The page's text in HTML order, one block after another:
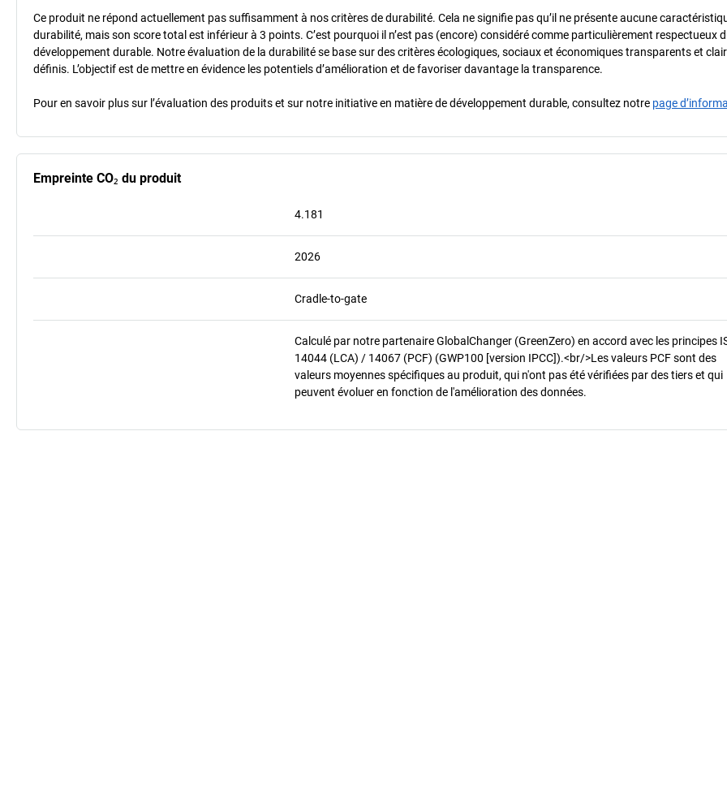
Ce produit ne répond actuellement pas suffisamment à nos critères de durabilité. Cela ne signifie pas qu’il ne présente aucune
durabilité, mais son score total est inférieur à 3 points. C’est pourquoi il n’est pas (encore) considéré comme particulièrement respectueux
développement durable. Notre évaluation de la durabilité se base sur des critères écologiques, sociaux et économiques transparents et
définis. L’objectif est de mettre en évidence les potentiels d’amélioration et de favoriser davantage la transparence.
Pour en savoir plus sur l’évaluation des produits et sur notre initiative en matière de développement durable, consultez notre page
Empreinte CO₂ du produit
4.181
2026
Cradle-to-gate
Calculé par notre partenaire GlobalChanger (GreenZero) en accord avec les principes
14044 (LCA) / 14067 (PCF) (GWP100 [version IPCC]).<br/>Les valeurs PCF sont des
valeurs moyennes spécifiques au produit, qui n'ont pas été vérifiées par des tiers et qui
peuvent évoluer en fonction de l'amélioration des données.